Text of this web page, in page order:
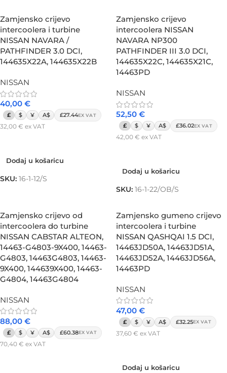
Zamjensko crijevo
intercoolera i turbine
NISSAN NAVARA /
PATHFINDER 3.0 DCI,
144635X22A, 144635X22B
NISSAN
40,00 €
£ $ ¥ A$ £27.44EX VAT
32,00 € ex VAT
Dodaj u košaricu
SKU: 16-1-12/S
Zamjensko crijevo
intercoolera NISSAN
NAVARA NP300
PATHFINDER III 3.0 DCI,
144635X22C, 144635X21C,
14463PD
NISSAN
52,50 €
£ $ ¥ A$ £36.02EX VAT
42,00 € ex VAT
Dodaj u košaricu
SKU: 16-1-22/OB/S
Zamjensko crijevo od
intercoolera do turbine
NISSAN CABSTAR ALTEON,
14463-G4803-9X400, 14463-
G4803, 14463G4803, 14463-
9X400, 144639X400, 14463-
G4804, 14463G4804
NISSAN
88,00 €
£ $ ¥ A$ £60.38EX VAT
70,40 € ex VAT
Zamjensko gumeno crijevo
intercoolera i turbine
NISSAN QASHQAI 1.5 DCI,
14463JD50A, 14463JD51A,
14463JD52A, 14463JD56A,
14463PD
NISSAN
47,00 €
£ $ ¥ A$ £32.25EX VAT
37,60 € ex VAT
Dodaj u košaricu